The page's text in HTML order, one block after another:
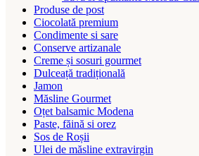
Produse de post
Ciocolată premium
Condimente si sare
Conserve artizanale
Creme și sosuri gourmet
Dulceață tradițională
Jamon
Măsline Gourmet
Oțet balsamic Modena
Paste, făină si orez
Sos de Roșii
Ulei de măsline extravirgin